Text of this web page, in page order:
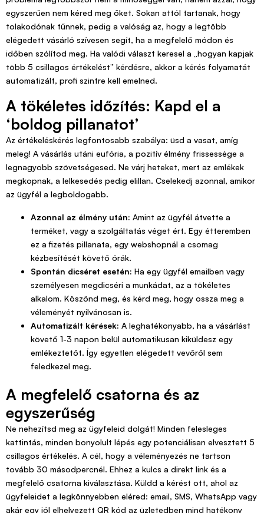
egyszerűen nem kéred meg őket. Sokan attól tartanak, hogy
tolakodónak tűnnek, pedig a valóság az, hogy a legtöbb
elégedett vásárló szívesen segít, ha a megfelelő módon és
időben szólítod meg. Ha valódi választ keresel a „hogyan kapjak
több 5 csillagos értékelést” kérdésre, akkor a kérés folyamatát
automatizált, profi szintre kell emelned.
A tökéletes időzítés: Kapd el a
‘boldog pillanatot’
Az értékeléskérés legfontosabb szabálya: üsd a vasat, amíg
meleg! A vásárlás utáni eufória, a pozitív élmény frissessége a
legnagyobb szövetségesed. Ne várj heteket, mert az emlékek
megkopnak, a lelkesedés pedig elillan. Cselekedj azonnal, amikor
az ügyfél a legboldogabb.
Azonnal az élmény után: Amint az ügyfél átvette a
terméket, vagy a szolgáltatás véget ért. Egy étteremben
ez a fizetés pillanata, egy webshopnál a csomag
kézbesítését követő órák.
Spontán dicséret esetén: Ha egy ügyfél emailben vagy
személyesen megdicséri a munkádat, az a tökéletes
alkalom. Köszönd meg, és kérd meg, hogy ossza meg a
véleményét nyilvánosan is.
Automatizált kérések: A leghatékonyabb, ha a vásárlást
követő 1-3 napon belül automatikusan kiküldesz egy
emlékeztetőt. Így egyetlen elégedett vevőről sem
feledkezel meg.
A megfelelő csatorna és az
egyszerűség
Ne nehezítsd meg az ügyfeleid dolgát! Minden felesleges
kattintás, minden bonyolult lépés egy potenciálisan elvesztett 5
csillagos értékelés. A cél, hogy a véleményezés ne tartson
tovább 30 másodpercnél. Ehhez a kulcs a direkt link és a
megfelelő csatorna kiválasztása. Küldd a kérést ott, ahol az
ügyfeleidet a legkönnyebben eléred: email, SMS, WhatsApp vagy
akár egy jól elhelyezett QR kód az üzletedben mind hatékony